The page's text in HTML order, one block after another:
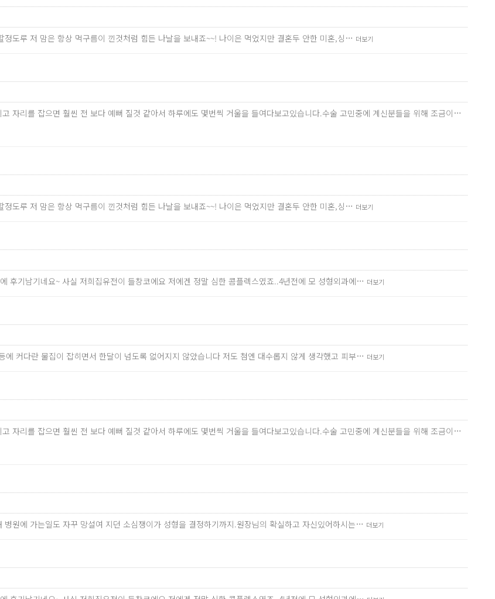
도루 저 맘은 항상 먹구름이 낀것처럼 힘든 나날을 보내죠~~! 나이은 먹었지만 결혼두 안한 미혼,싱… 더보기
자리를 잡으면 훨씬 전 보다 예뻐 질것 같아서 하루에도 몇번씩 거울을 들여다보고있습니다.수술 고민중에 계신분들을 위해 조금이…
도루 저 맘은 항상 먹구름이 낀것처럼 힘든 나날을 보내죠~~! 나이은 먹었지만 결혼두 안한 미혼,싱… 더보기
후기남기네요~ 사실 저희집유전이 들창코에요 저에겐 정말 심한 콤플렉스였죠..4년전에 모 성형외과에… 더보기
커다란 물집이 잡히면서 한달이 넘도록 없어지지 않았습니다 저도 첨엔 대수롭지 않게 생각했고 피부… 더보기
자리를 잡으면 훨씬 전 보다 예뻐 질것 같아서 하루에도 몇번씩 거울을 들여다보고있습니다.수술 고민중에 계신분들을 위해 조금이…
원에 가는일도 자꾸 망설여 지던 소심쟁이가 성형을 결정하기까지.원장님의 확실하고 자신있어하시는… 더보기